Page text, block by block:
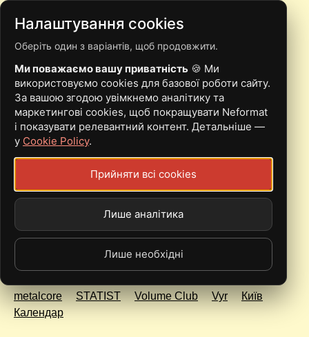
11.01 | КИЇВ | LET IT BE
MINE, DARK CRYSTALS,
STATIST, VYR, AL'HENDA
Sat, 11.01.25 - 04:00
Al'henda Dark Crystals
grindviolence
metalcore
STATIST Volume Club Vyr
Київ
Календар
Налаштування cookies
Оберіть один з варіантів, щоб продовжити.
Ми поважаємо вашу приватність 🍪 Ми
використовуємо cookies для базової роботи сайту.
За вашою згодою увімкнемо аналітику та
маркетингові cookies, щоб покращувати Neformat
і показувати релевантний контент. Детальніше —
у Cookie Policy.
Прийняти всі cookies
Лише аналітика
Лише необхідні